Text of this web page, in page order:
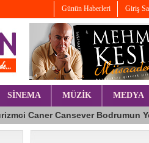
Günün Haberleri Giriş
SİNEMA MÜZİK MEDYA